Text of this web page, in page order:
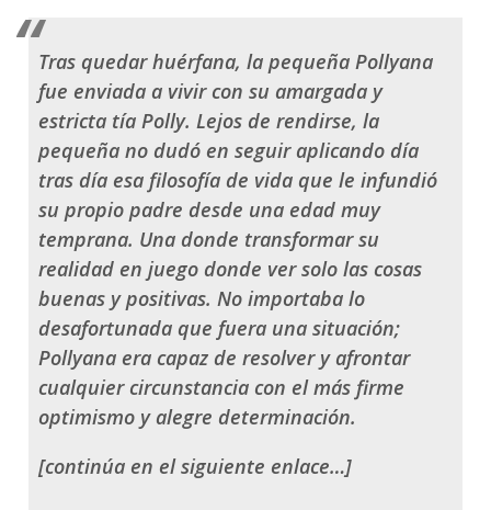
Tras quedar huérfana, la pequeña Pollyana
fue enviada a vivir con su amargada y
estricta tía Polly. Lejos de rendirse, la
pequeña no dudó en seguir aplicando día
tras día esa filosofía de vida que le infundió
su propio padre desde una edad muy
temprana. Una donde transformar su
realidad en juego donde ver solo las cosas
buenas y positivas. No importaba lo
desafortunada que fuera una situación;
Pollyana era capaz de resolver y afrontar
cualquier circunstancia con el más firme
optimismo y alegre determinación.
[continúa en el siguiente enlace…]